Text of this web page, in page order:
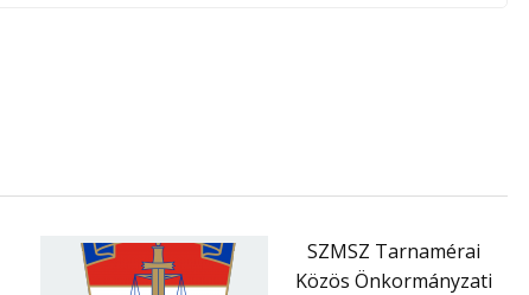
SZMSZ Tarnamérai
Közös Önkormányzati